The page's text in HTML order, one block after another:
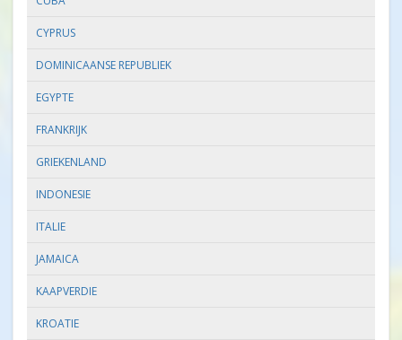
CYPRUS
DOMINICAANSE REPUBLIEK
EGYPTE
FRANKRIJK
GRIEKENLAND
INDONESIE
ITALIE
JAMAICA
KAAPVERDIE
KROATIE